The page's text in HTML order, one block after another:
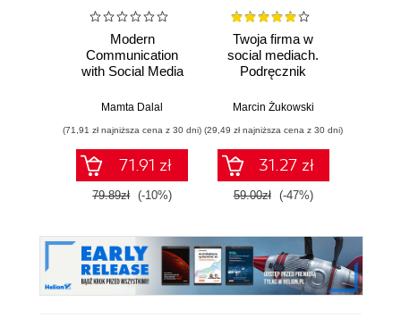
Modern
Communication
with Social Media
Mamta Dalal
(71,91 zł najniższa cena z 30 dni)
71.91 zł
79.89zł (-10%)
Twoja firma w
social mediach.
Podręcznik
internetowego dla
przedsiębiorstw.
Wydanie IV
poszerzone
Marcin Żukowski
(29,49 zł najniższa cena z 30 dni)
31.27 zł
59.00zł (-47%)